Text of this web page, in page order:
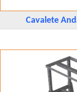
Cavalete